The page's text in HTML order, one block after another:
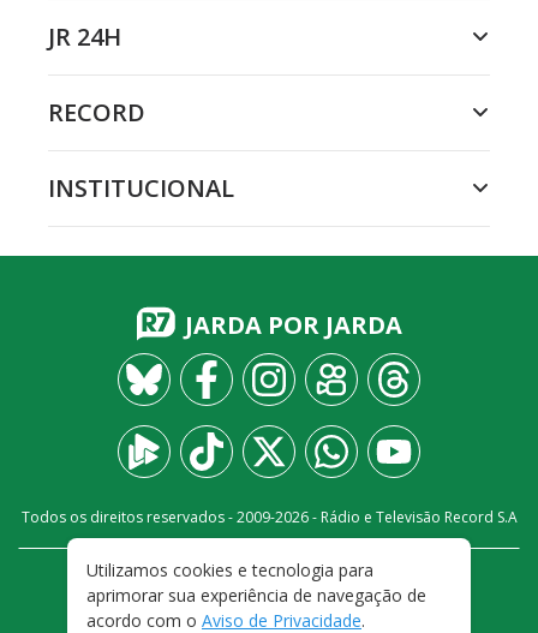
JR 24H
RECORD
INSTITUCIONAL
JARDA POR JARDA
Todos os direitos reservados - 2009-2026- Rádio e Televisão Record S.A
FALE CONOSCO
PRIVACIDADE
TERMOS E CONDIÇÕES DE USO
Utilizamos cookies e tecnologia para
aprimorar sua experiência de navegação de
acordo com o Aviso de Privacidade.